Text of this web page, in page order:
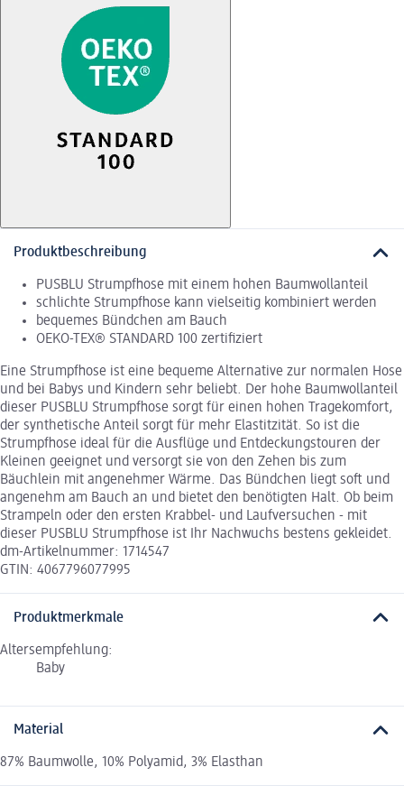
Produktbeschreibung
PUSBLU Strumpfhose mit einem hohen Baumwollanteil
schlichte Strumpfhose kann vielseitig kombiniert werden
bequemes Bündchen am Bauch
OEKO-TEX® STANDARD 100 zertifiziert
Eine Strumpfhose ist eine bequeme Alternative zur normalen Hose
und bei Babys und Kindern sehr beliebt. Der hohe Baumwollanteil
dieser PUSBLU Strumpfhose sorgt für einen hohen Tragekomfort,
der synthetische Anteil sorgt für mehr Elastitzität. So ist die
Strumpfhose ideal für die Ausflüge und Entdeckungstouren der
Kleinen geeignet und versorgt sie von den Zehen bis zum
Bäuchlein mit angenehmer Wärme. Das Bündchen liegt soft und
angenehm am Bauch an und bietet den benötigten Halt. Ob beim
Strampeln oder den ersten Krabbel- und Laufversuchen - mit
dieser PUSBLU Strumpfhose ist Ihr Nachwuchs bestens gekleidet.
dm-Artikelnummer: 1714547
GTIN: 4067796077995
Produktmerkmale
Altersempfehlung:
Baby
Material
87% Baumwolle, 10% Polyamid, 3% Elasthan